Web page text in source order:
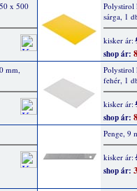
x 500
Polystirol
sárga, 1
kisker ár:
shop ár:
mm,
Polystirol
fehér, 1
kisker ár:
shop ár:
Penge, 9
kisker ár:
shop ár: